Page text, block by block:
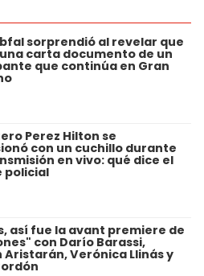
sorprendió al revelar que
carta documento de un
que continúa en Gran
Perez Hilton se
con un cuchillo durante
en vivo: qué dice el
policial
así fue la avant premiere de
con Darío Barassi,
Aristarán, Verónica Llinás y